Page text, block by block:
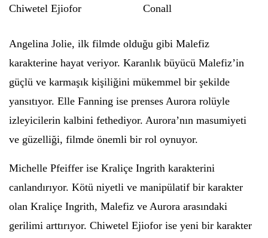
Chiwetel Ejiofor
Conall
Angelina Jolie, ilk filmde olduğu gibi Malefiz
karakterine hayat veriyor. Karanlık büyücü Malefiz’in
güçlü ve karmaşık kişiliğini mükemmel bir şekilde
yansıtıyor. Elle Fanning ise prenses Aurora rolüyle
izleyicilerin kalbini fethediyor. Aurora’nın masumiyeti
ve güzelliği, filmde önemli bir rol oynuyor.
Michelle Pfeiffer ise Kraliçe Ingrith karakterini
canlandırıyor. Kötü niyetli ve manipülatif bir karakter
olan Kraliçe Ingrith, Malefiz ve Aurora arasındaki
gerilimi arttırıyor. Chiwetel Ejiofor ise yeni bir karakter